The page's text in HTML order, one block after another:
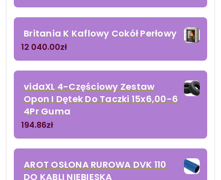
Britania K Kaflowy Cokół Perłowy
12 040.00zł
vidaXL 4-Częściowy Zestaw
Opon I Dętek Do Taczki 15x6,00-6
4Pr Guma
194.86zł
AROT OSŁONA RUROWA DVK 110
DO KABLI NIEBIESKA